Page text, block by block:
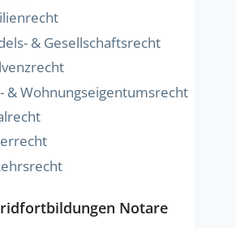
& Gesellschaftsrecht
& Wohnungseigentumsrecht
Notare